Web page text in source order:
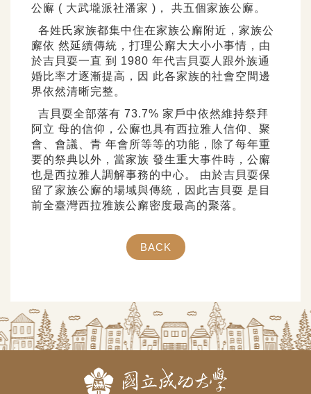
公廨 ( 大武壠派社潘家 )， 共五個家族公廨。
各姓氏家族都集中住在家族公廨附近，家族公
廨依 然延續傳統，打理公廨大大小小事情，由
於吉貝耍一直 到 1980 年代吉貝耍人跟外族通
婚比率才逐漸提高，因 此各家族的社會空間邊
界依然清晰完整。
吉貝耍全部落有 73.7% 家戶中依然維持祭拜
阿立 母的信仰，公廨也具有西拉雅人信仰、聚
會、會議、青 年會所等等的功能，除了每年重
要的祭典以外，當家族 發生重大事件時，公廨
也是西拉雅人調解事務的中心。 由於吉貝耍保
留了家族公廨的場域與傳統，因此吉貝耍 是目
前全臺灣西拉雅族公廨密度最高的聚落。
BACK